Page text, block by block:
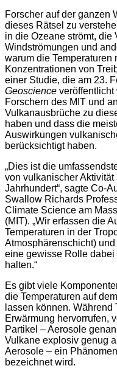
Forscher auf der ganzen
dieses Rätsel zu
in die Ozeane strömt, die
Windströmungen und
warum die
Konzentrationen von
einer Studie, die am 23.
Geoscience veröffentlicht
Forschern des MIT und
Vulkanausbrüche zu
haben und dass die
Auswirkungen
berücksichtigt haben.
„Dies ist die
von vulkanischer
Jahrhundert“, sagte Co-
Swallow Richards
Climate Science am
(MIT). „Wir erfassen die
Temperaturen in der
Atmosphärenschicht)
eine gewisse Rolle
halten.“
Es gibt viele
die Temperaturen auf
lassen können.
Erwärmung hervorrufen,
Partikel – Aerosole
Vulkane explosiv genug
Aerosole – ein
bezeichnet wird.